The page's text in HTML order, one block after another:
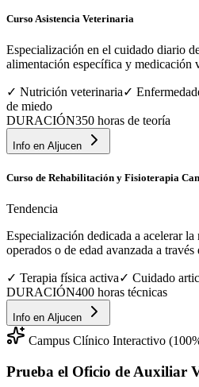
Curso Asistencia Veterinaria
Especialización en el cuidado diario
alimentación específica y medicación
✓ Nutrición veterinaria✓
de miedo
DURACIÓN350 horas de teoría
Info en Aljucen
Curso de Rehabilitación y Fisioterapia
Tendencia
Especialización dedicada a acelerar
operados o de edad avanzada a
✓ Terapia física activa✓ Cuidado
DURACIÓN400 horas técnicas
Info en Aljucen
Campus Clínico Interactivo
Prueba el Oficio de Auxiliar